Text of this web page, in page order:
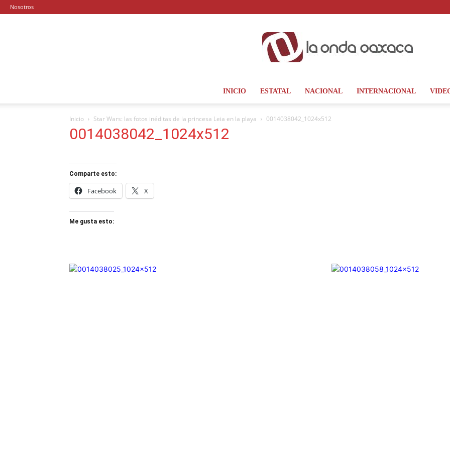
Nosotros
La
INICIO ESTATAL NACIONAL INTERNACIONAL
Inicio Star Wars: las fotos inéditas de la princesa Leia en la playa 0014038042_1024x512
0014038042_1024x512
Comparte esto:
Facebook X
Me gusta esto: